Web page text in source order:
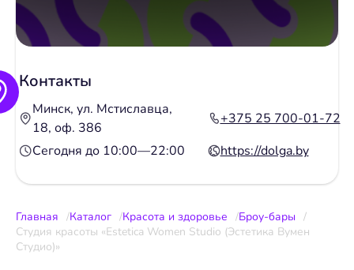
Контакты
Минск, ул. Мстиславца,
18, оф. 386
+375 25 700-01-72
Сегодня до 10:00—22:00
https://dolga.by
Главная Каталог Красота и здоровье
Броу-бары
Студия красоты «Estetica Women Studio (Эстетика Вумен
Студио)»